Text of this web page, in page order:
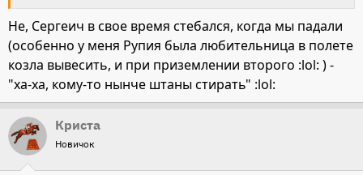
Не, Сергеич в свое время стебался, когда мы падали
(особенно у меня Рупия была любительница в полете
козла вывесить, и при приземлении второго :lol: ) -
"ха-ха, кому-то нынче штаны стирать" :lol:
Криста
Новичок